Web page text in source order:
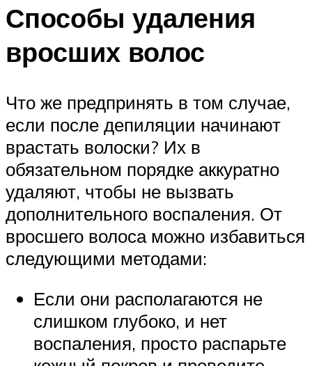
Способы удаления
вросших волос
Что же предпринять в том случае,
если после депиляции начинают
врастать волоски? Их в
обязательном порядке аккуратно
удаляют, чтобы не вызвать
дополнительного воспаления. От
вросшего волоса можно избавиться
следующими методами:
Если они располагаются не
слишком глубоко, и нет
воспаления, просто распарьте